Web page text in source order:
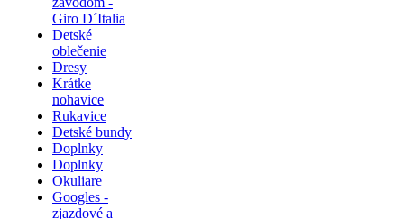
Giro D´Italia
Detské
oblečenie
Dresy
Krátke
nohavice
Rukavice
Detské bundy
Doplnky
Doplnky
Okuliare
Googles -
zjazdové a